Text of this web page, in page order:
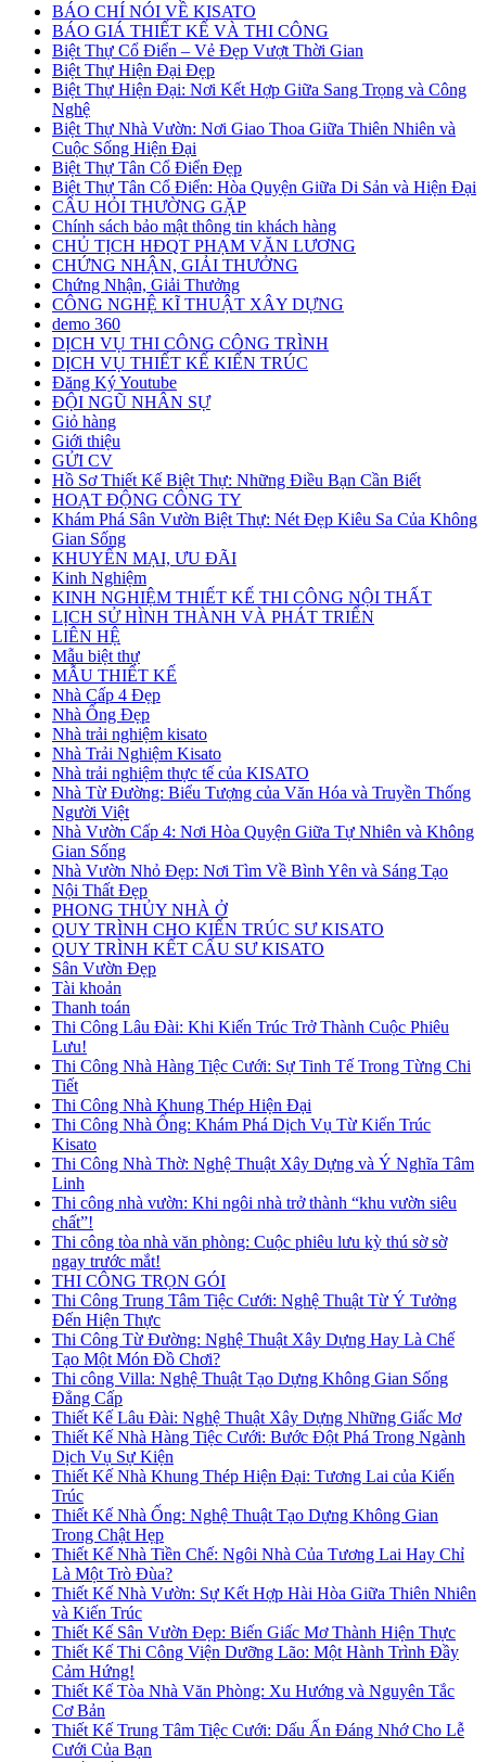
BÁO CHÍ NÓI VỀ KISATO
BÁO GIÁ THIẾT KẾ VÀ THI CÔNG
Biệt Thự Cổ Điển – Vẻ Đẹp Vượt Thời Gian
Biệt Thự Hiện Đại Đẹp
Biệt Thự Hiện Đại: Nơi Kết Hợp Giữa Sang Trọng và Công
Nghệ
Biệt Thự Nhà Vườn: Nơi Giao Thoa Giữa Thiên Nhiên và
Cuộc Sống Hiện Đại
Biệt Thự Tân Cổ Điển Đẹp
Biệt Thự Tân Cổ Điển: Hòa Quyện Giữa Di Sản và Hiện Đại
CÂU HỎI THƯỜNG GẶP
Chính sách bảo mật thông tin khách hàng
CHỦ TỊCH HĐQT PHẠM VĂN LƯƠNG
CHỨNG NHẬN, GIẢI THƯỞNG
Chứng Nhận, Giải Thưởng
CÔNG NGHỆ KĨ THUẬT XÂY DỰNG
demo 360
DỊCH VỤ THI CÔNG CÔNG TRÌNH
DỊCH VỤ THIẾT KẾ KIẾN TRÚC
Đăng Ký Youtube
ĐỘI NGŨ NHÂN SỰ
Giỏ hàng
Giới thiệu
GỬI CV
Hồ Sơ Thiết Kế Biệt Thự: Những Điều Bạn Cần Biết
HOẠT ĐỘNG CÔNG TY
Khám Phá Sân Vườn Biệt Thự: Nét Đẹp Kiêu Sa Của Không
Gian Sống
KHUYẾN MẠI, ƯU ĐÃI
Kinh Nghiệm
KINH NGHIỆM THIẾT KẾ THI CÔNG NỘI THẤT
LỊCH SỬ HÌNH THÀNH VÀ PHÁT TRIỂN
LIÊN HỆ
Mẫu biệt thự
MẪU THIẾT KẾ
Nhà Cấp 4 Đẹp
Nhà Ống Đẹp
Nhà trải nghiệm kisato
Nhà Trải Nghiệm Kisato
Nhà trải nghiệm thực tế của KISATO
Nhà Từ Đường: Biểu Tượng của Văn Hóa và Truyền Thống
Người Việt
Nhà Vườn Cấp 4: Nơi Hòa Quyện Giữa Tự Nhiên và Không
Gian Sống
Nhà Vườn Nhỏ Đẹp: Nơi Tìm Về Bình Yên và Sáng Tạo
Nội Thất Đẹp
PHONG THỦY NHÀ Ở
QUY TRÌNH CHO KIẾN TRÚC SƯ KISATO
QUY TRÌNH KẾT CẤU SƯ KISATO
Sân Vườn Đẹp
Tài khoản
Thanh toán
Thi Công Lâu Đài: Khi Kiến Trúc Trở Thành Cuộc Phiêu
Lưu!
Thi Công Nhà Hàng Tiệc Cưới: Sự Tinh Tế Trong Từng Chi
Tiết
Thi Công Nhà Khung Thép Hiện Đại
Thi Công Nhà Ống: Khám Phá Dịch Vụ Từ Kiến Trúc
Kisato
Thi Công Nhà Thờ: Nghệ Thuật Xây Dựng và Ý Nghĩa Tâm
Linh
Thi công nhà vườn: Khi ngôi nhà trở thành “khu vườn siêu
chất”!
Thi công tòa nhà văn phòng: Cuộc phiêu lưu kỳ thú sờ sờ
ngay trước mắt!
THI CÔNG TRỌN GÓI
Thi Công Trung Tâm Tiệc Cưới: Nghệ Thuật Từ Ý Tưởng
Đến Hiện Thực
Thi Công Từ Đường: Nghệ Thuật Xây Dựng Hay Là Chế
Tạo Một Món Đồ Chơi?
Thi công Villa: Nghệ Thuật Tạo Dựng Không Gian Sống
Đẳng Cấp
Thiết Kế Lâu Đài: Nghệ Thuật Xây Dựng Những Giấc Mơ
Thiết Kế Nhà Hàng Tiệc Cưới: Bước Đột Phá Trong Ngành
Dịch Vụ Sự Kiện
Thiết Kế Nhà Khung Thép Hiện Đại: Tương Lai của Kiến
Trúc
Thiết Kế Nhà Ống: Nghệ Thuật Tạo Dựng Không Gian
Trong Chật Hẹp
Thiết Kế Nhà Tiền Chế: Ngôi Nhà Của Tương Lai Hay Chỉ
Là Một Trò Đùa?
Thiết Kế Nhà Vườn: Sự Kết Hợp Hài Hòa Giữa Thiên Nhiên
và Kiến Trúc
Thiết Kế Sân Vườn Đẹp: Biến Giấc Mơ Thành Hiện Thực
Thiết Kế Thi Công Viện Dưỡng Lão: Một Hành Trình Đầy
Cảm Hứng!
Thiết Kế Tòa Nhà Văn Phòng: Xu Hướng và Nguyên Tắc
Cơ Bản
Thiết Kế Trung Tâm Tiệc Cưới: Dấu Ấn Đáng Nhớ Cho Lễ
Cưới Của Bạn